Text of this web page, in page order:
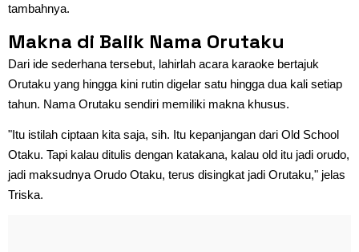
tambahnya.
Makna di Balik Nama Orutaku
Dari ide sederhana tersebut, lahirlah acara karaoke bertajuk
Orutaku yang hingga kini rutin digelar satu hingga dua kali setiap
tahun. Nama Orutaku sendiri memiliki makna khusus.
"Itu istilah ciptaan kita saja, sih. Itu kepanjangan dari Old School
Otaku. Tapi kalau ditulis dengan katakana, kalau old itu jadi orudo,
jadi maksudnya Orudo Otaku, terus disingkat jadi Orutaku," jelas
Triska.